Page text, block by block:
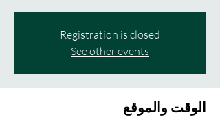
Registration is closed
See other events
الوقت والموقع